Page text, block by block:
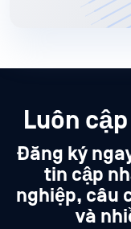
Luôn
Đăng ký
tin cập
nghiệp, câu
và